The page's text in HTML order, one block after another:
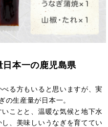
本一の鹿児島県
る方もいると思いますが、実
の生産量が日本一。
ことと、温暖な気候と地下水
、美味しいうなぎを育ててい